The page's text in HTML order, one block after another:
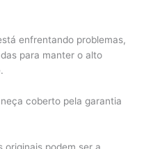
enfrentando problemas,
para manter o alto
coberto pela garantia
originais podem ser a